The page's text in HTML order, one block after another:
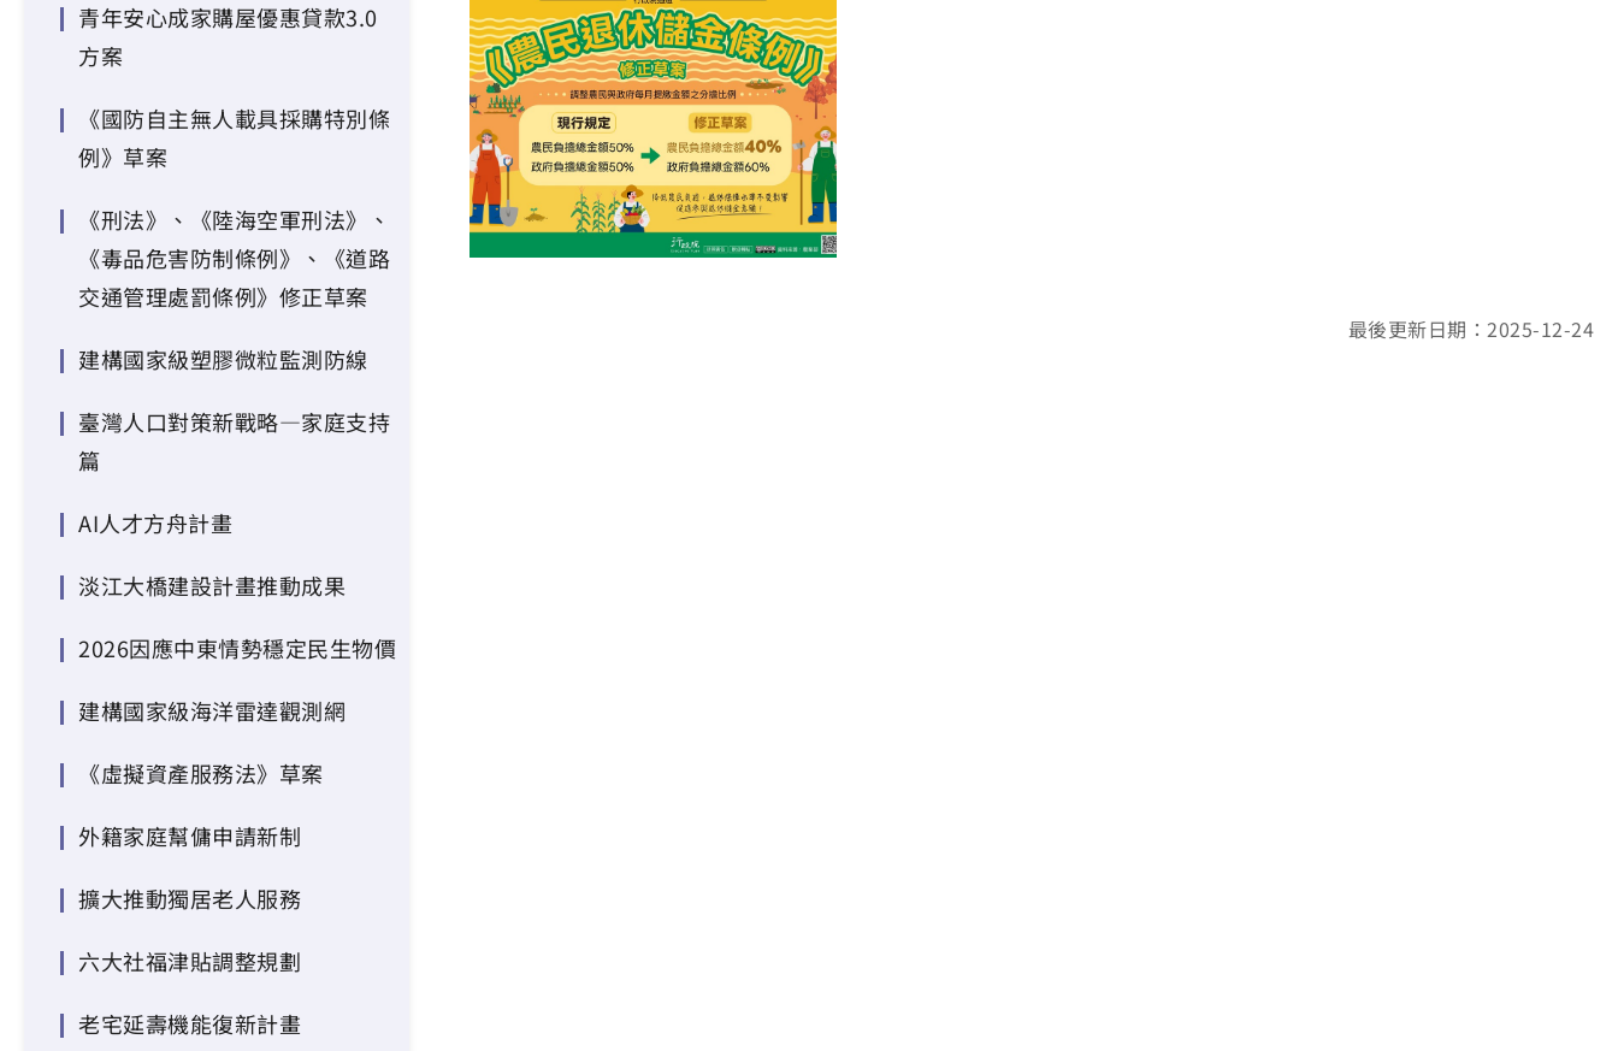
青年安心成家購屋優惠貸款3.0
方案
《國防自主無人載具採購特別條
例》草案
《刑法》、《陸海空軍刑法》、
《毒品危害防制條例》、《道路
交通管理處罰條例》修正草案
建構國家級塑膠微粒監測防線
臺灣人口對策新戰略—家庭支持
篇
AI人才方舟計畫
淡江大橋建設計畫推動成果
2026因應中東情勢穩定民生物價
建構國家級海洋雷達觀測網
《虛擬資產服務法》草案
外籍家庭幫傭申請新制
擴大推動獨居老人服務
六大社福津貼調整規劃
老宅延壽機能復新計畫
最後更新日期：2025-12-24